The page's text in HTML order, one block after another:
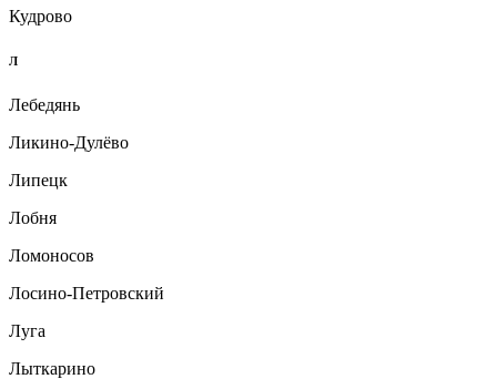
Кудрово
Л
Лебедянь
Ликино-Дулёво
Липецк
Лобня
Ломоносов
Лосино-Петровский
Луга
Лыткарино